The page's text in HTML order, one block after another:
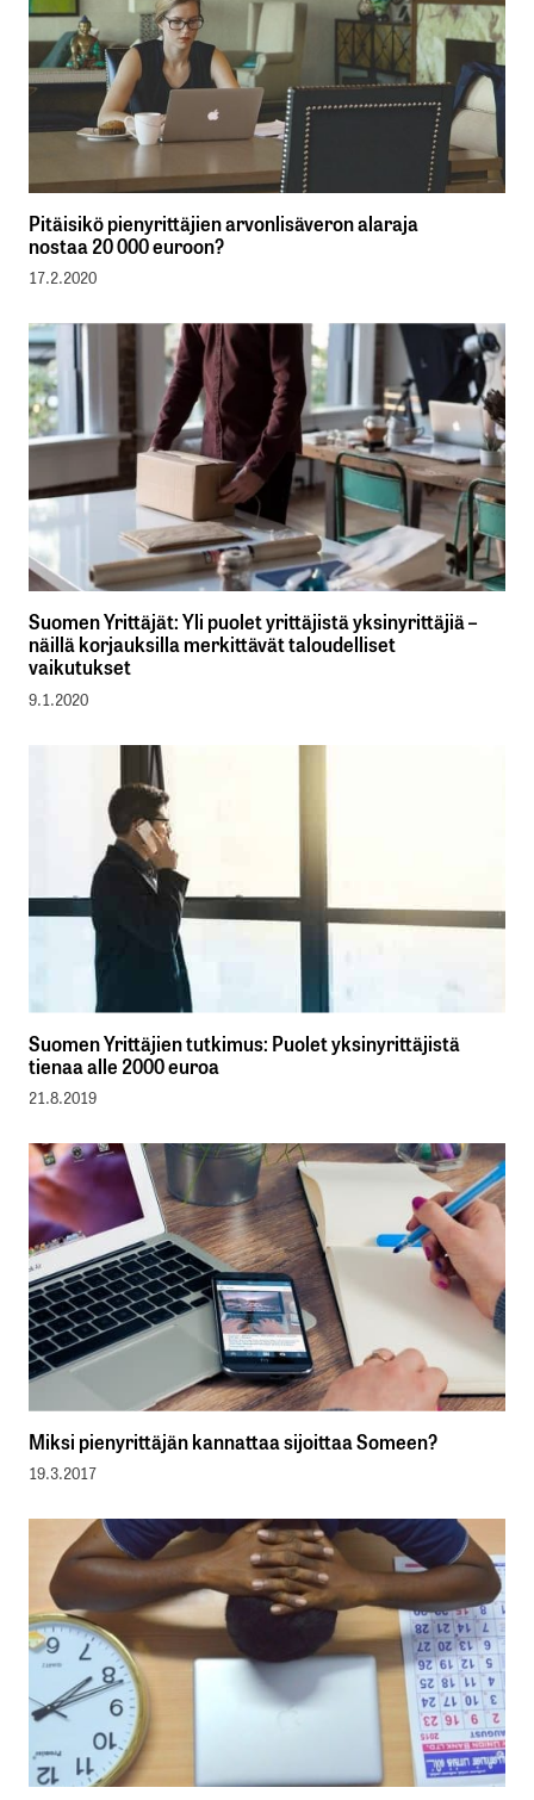
Pitäisikö pienyrittäjien arvonlisäveron alaraja
nostaa 20 000 euroon?
17.2.2020
Suomen Yrittäjät: Yli puolet yrittäjistä yksinyrittäjiä –
näillä korjauksilla merkittävät taloudelliset
vaikutukset
9.1.2020
Suomen Yrittäjien tutkimus: Puolet yksinyrittäjistä
tienaa alle 2000 euroa
21.8.2019
Miksi pienyrittäjän kannattaa sijoittaa Someen?
19.3.2017